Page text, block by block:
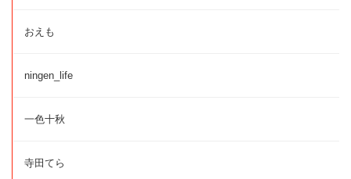
おえも
ningen_life
一色十秋
寺田てら